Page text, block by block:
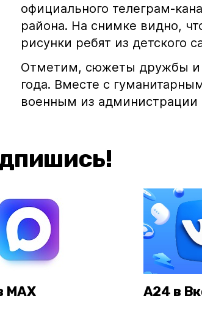
официального телеграм-
района. На снимке видно,
рисунки ребят из детского
Отметим, сюжеты дружбы и
года. Вместе с
военным из администрации
MAX А24 в